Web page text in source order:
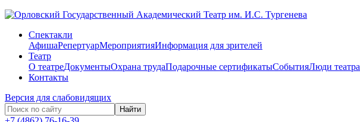
Спектакли
АфишаРепертуарМероприятияИнформация для зрителей
Театр
О театреДокументыОхрана трудаПодарочные сертификатыСобытияЛюди театра
Контакты
Версия для слабовидящих
Найти